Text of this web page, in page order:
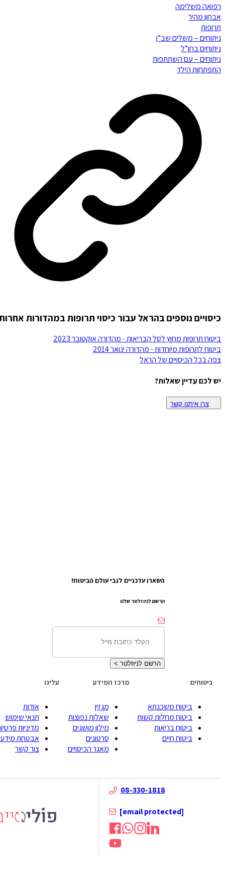
רפואה משלימה
אבחון מהיר
תרופות
ניתוחים – משלים שב”ן
ניתוחים בחו”ל
ניתוחים – עם השתתפות
התפתחות הילד
כיסויים נוספים בהראל עבור כיסוי תרופות במהדורות אחרות
ביטוח תרופות מחוץ לסל הבריאות - מהדורה אוקטובר 2023
ביטוח לתרופות מיוחדות - מהדורה ינואר 2014
צפה בכל הכיסויים שלהראל
יש לכם עדיין שאלות?
צרו איתנו קשר
השארו עדכניים לגבי עולם הביטוח!
הרשם לניוזלטר שלנו
הרשם לניוזלטר >
ביטוחים
ביטוח משכנתא
ביטוח מחלות קשות
ביטוח בריאות
ביטוח חיים
מרכז המידע
מגזין
שאלות נפוצות
מילון מושגים
סרטונים
מאגר הכיסויים
עלינו
אודות
תנאי שימוש
מדיניות פרטיות
אבטחת מידע
צור קשר
08-330-1818
[email protected]